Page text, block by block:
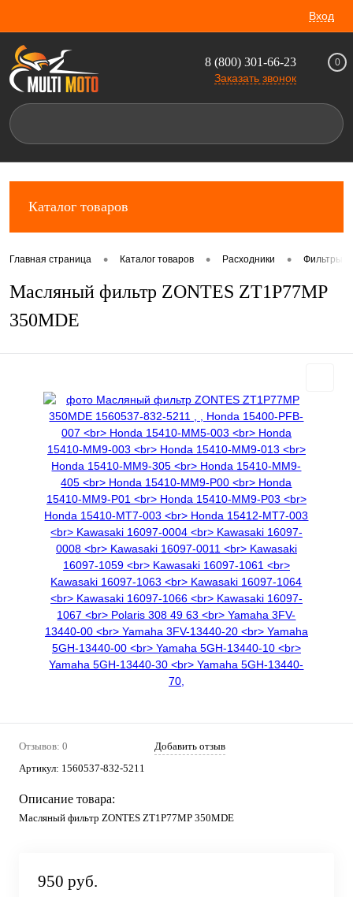
Вход
8 (800) 301-66-23
Заказать звонок
0
Каталог товаров
Главная страница • Каталог товаров • Расходники • Фильтры
Масляный фильтр ZONTES ZT1P77MP
350MDE
Отзывов: 0
Добавить отзыв
Артикул: 1560537-832-5211
Описание товара:
Масляный фильтр ZONTES ZT1P77MP 350MDE
950 руб.